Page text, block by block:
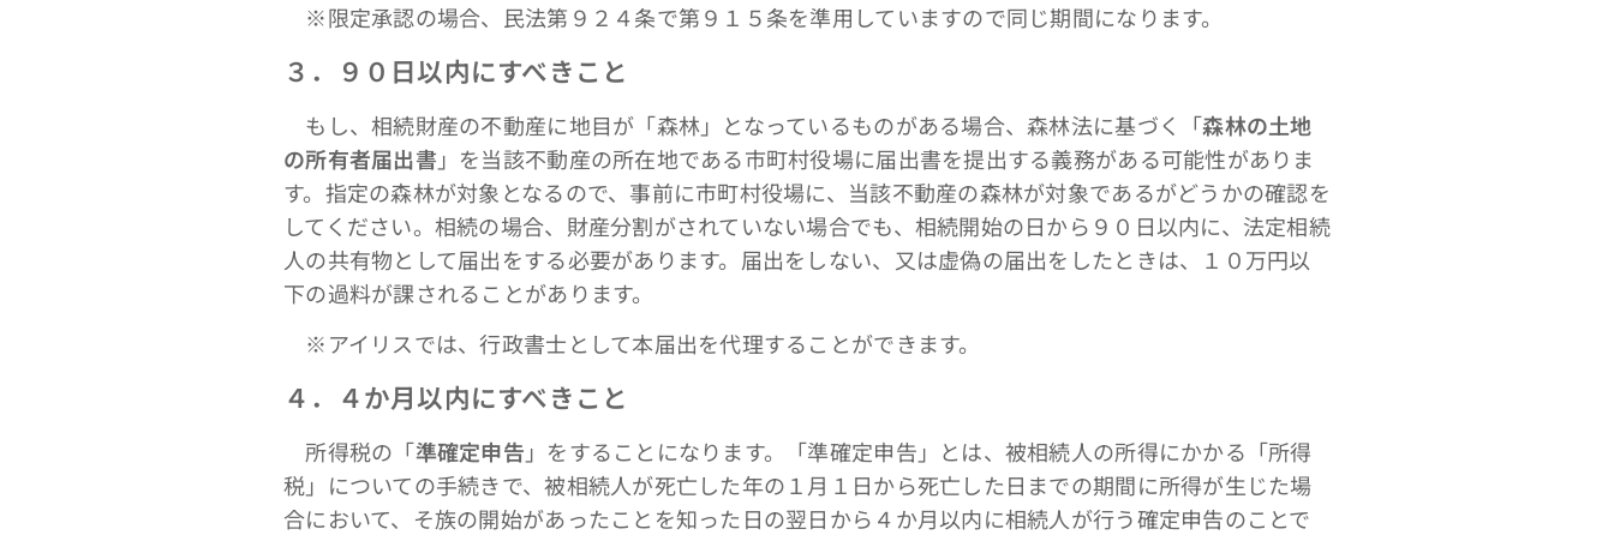
※限定承認の場合、民法第９２４条で第９１５条を準用していますので同じ期間になります。
３．９０日以内にすべきこと
もし、相続財産の不動産に地目が「森林」となっているものがある場合、森林法に基づく「森林の土地
の所有者届出書 」を当該不動産の所在地である市町村役場に届出書を提出する義務がある可能性がありま
す。指定の森林が対象となるので、事前に市町村役場に、当該不動産の森林が対象であるがどうかの確認を
してください。相続の場合、財産分割がされていない場合でも、相続開始の日から９０日以内に、法定相続
人の共有物として届出をする必要があります。届出をしない、又は虚偽の届出をしたときは、１０万円以
下の過料が課されることがあります。
※アイリスでは、行政書士として本届出を代理することができます。
４．４か月以内にすべきこと
所得税の「準確定申告 」をすることになります。「準確定申告」とは、被相続人の所得にかかる「所得
税」についての手続きで、被相続人が死亡した年の１月１日から死亡した日までの期間に所得が生じた場
合において、そ族の開始があったことを知った日の翌日から４か月以内に相続人が行う確定申告のことで